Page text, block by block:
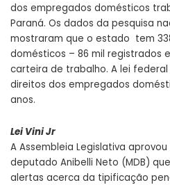
dos empregados domésticos
Paraná. Os dados da pesquisa
mostraram que o estado tem
domésticos – 86 mil registrados
carteira de trabalho. A lei
direitos dos empregados
anos.
Lei Vini Jr
A Assembleia Legislativa
deputado Anibelli Neto (MDB)
alertas acerca da tipificação